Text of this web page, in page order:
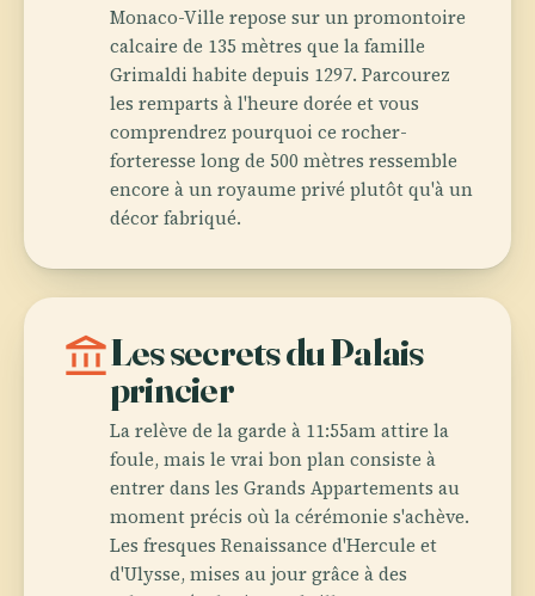
Monaco-Ville repose sur un promontoire
calcaire de 135 mètres que la famille
Grimaldi habite depuis 1297. Parcourez
les remparts à l'heure dorée et vous
comprendrez pourquoi ce rocher-
forteresse long de 500 mètres ressemble
encore à un royaume privé plutôt qu'à un
décor fabriqué.
account_balanceLes secrets du Palais
princier
La relève de la garde à 11:55am attire la
foule, mais le vrai bon plan consiste à
entrer dans les Grands Appartements au
moment précis où la cérémonie s'achève.
Les fresques Renaissance d'Hercule et
d'Ulysse, mises au jour grâce à des